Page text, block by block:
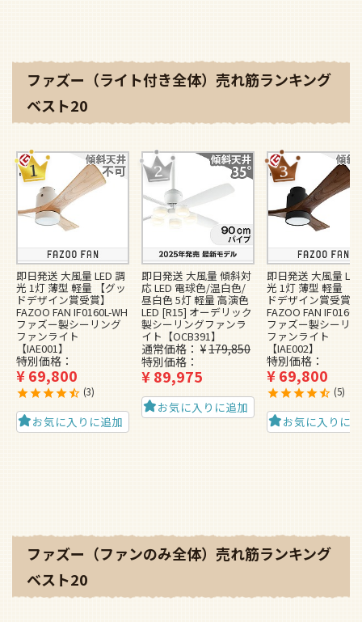
ファズー（ライト付き全体）売れ筋ランキング
ベスト20
即日発送 大風量 LED 調
光 1灯 薄型 軽量 【グッ
ドデザイン賞受賞】
FAZOO FAN IF0160L-WH
ファズー製シーリング
ファンライト
【IAE001】
特別価格
¥69,800
3
お気に入りに追加
即日発送 大風量 傾斜対
応 LED 電球色/温白色/
昼白色 5灯 軽量 高演色
LED [R15] オーデリック
製シーリングファンラ
イト【OCB391】
通常価格 ¥179,850
特別価格
¥89,975
お気に入りに追加
即日発送 大風量
光 1灯 薄型 軽量 【
ドデザイン賞受賞】
FAZOO FAN
ファズー製シーリ
ファンライト
【IAE002】
特別価格
¥69,800
5
お気に入りに
ファズー（ファンのみ全体）売れ筋ランキング
ベスト20